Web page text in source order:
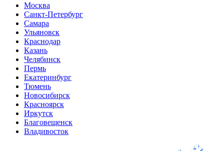
Москва
Санкт-Петербург
Самара
Ульяновск
Краснодар
Казань
Челябинск
Пермь
Екатеринбург
Тюмень
Новосибирск
Красноярск
Иркутск
Благовещенск
Владивосток